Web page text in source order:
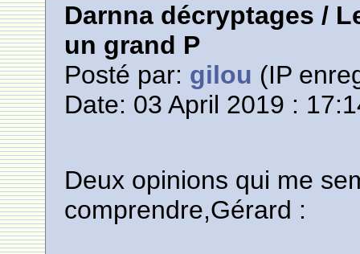
Darnna décryptages /
un grand P
Posté par: gilou (IP
Date: 03 April 2019 :
Deux opinions qui me
comprendre,Gérard :